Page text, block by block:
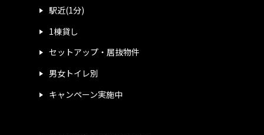
駅近(1分)
1棟貸し
セットアップ・居抜物件
男女トイレ別
キャンペーン実施中